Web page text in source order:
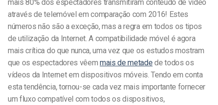
mais 80% dos espectadores transmitiram conteúdo de vídeo
através de telemóvel em comparação com 2016! Estes
números não são a exceção, mas a regra em todos os tipos
de utilização da Internet. A compatibilidade móvel é agora
mais crítica do que nunca, uma vez que os estudos mostram
que os espectadores vêem mais de metade de todos os
vídeos da Internet em dispositivos móveis. Tendo em conta
esta tendência, tornou-se cada vez mais importante fornecer
um fluxo compatível com todos os dispositivos,